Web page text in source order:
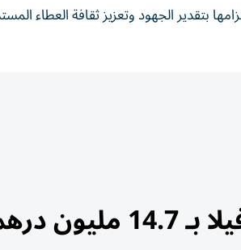
بتقدير الجهود وتعزيز ثقافة العطاء
درهم